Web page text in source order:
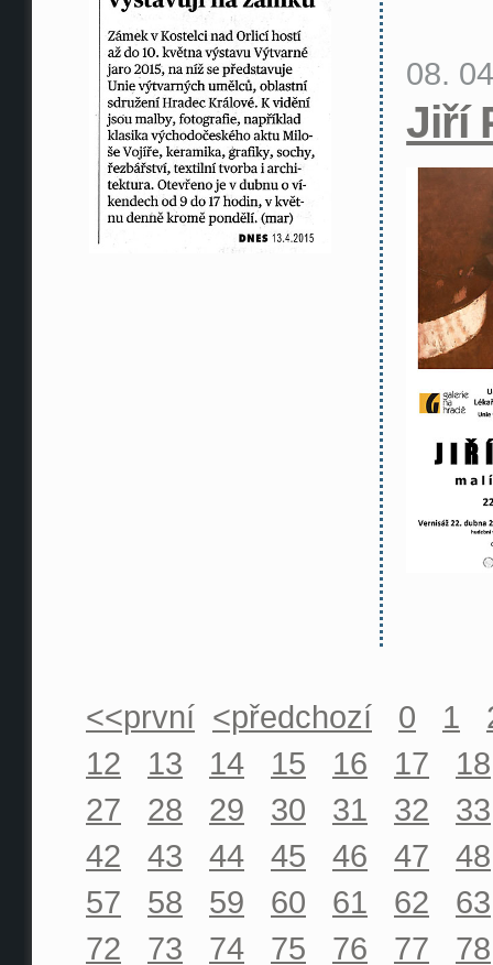
08.
Jiří
<<první <předchozí 0 1
12
13 14 15 16 17
18
27
28 29 30 31 32
33
42
43 44 45 46 47
48
57
58 59 60 61 62
63
72
73 74 75 76 77
78